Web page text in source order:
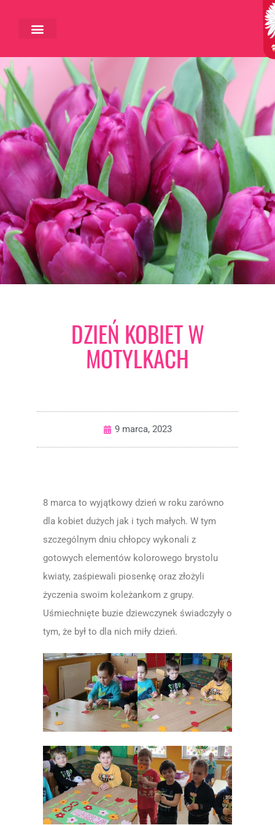
DZIEŃ KOBIET W
MOTYLKACH
9 marca, 2023
8 marca to wyjątkowy dzień w roku zarówno
dla kobiet dużych jak i tych małych. W tym
szczególnym dniu chłopcy wykonali z
gotowych elementów kolorowego brystolu
kwiaty, zaśpiewali piosenkę oraz złożyli
życzenia swoim koleżankom z grupy.
Uśmiechnięte buzie dziewczynek świadczyły o
tym, że był to dla nich miły dzień.